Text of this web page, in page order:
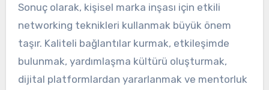
Sonuç olarak, kişisel marka inşası için etkili
networking teknikleri kullanmak büyük önem
taşır. Kaliteli bağlantılar kurmak, etkileşimde
bulunmak, yardımlaşma kültürü oluşturmak,
dijital platformlardan yararlanmak ve mentorluk